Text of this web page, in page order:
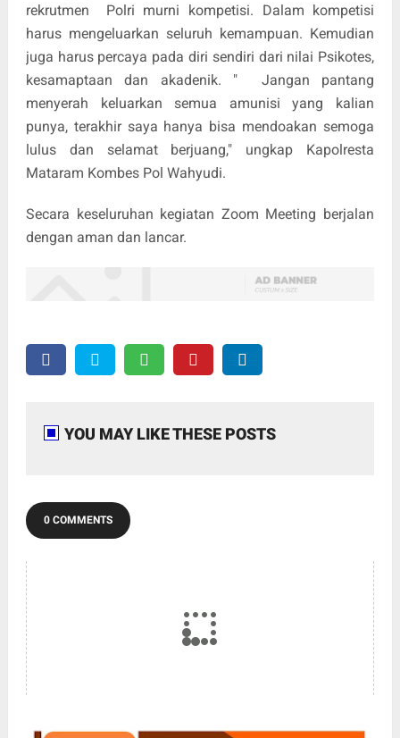
rekrutmen Polri murni kompetisi. Dalam kompetisi
harus mengeluarkan seluruh kemampuan. Kemudian
juga harus percaya pada diri sendiri dari nilai Psikotes,
kesamaptaan dan akadenik. " Jangan pantang
menyerah keluarkan semua amunisi yang kalian
punya, terakhir saya hanya bisa mendoakan semoga
lulus dan selamat berjuang," ungkap Kapolresta
Mataram Kombes Pol Wahyudi.
Secara keseluruhan kegiatan Zoom Meeting berjalan
dengan aman dan lancar.
YOU MAY LIKE THESE POSTS
0 COMMENTS